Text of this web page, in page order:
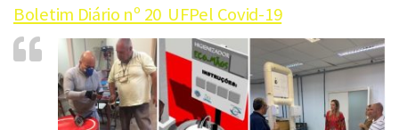
Boletim Diário nº 20 UFPel Covid-19